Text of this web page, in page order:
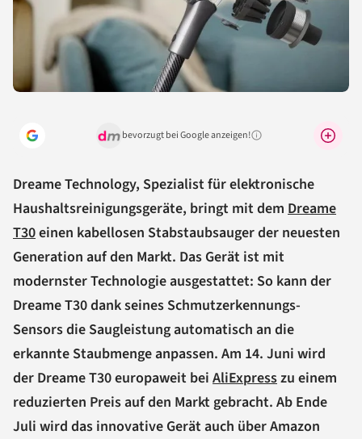
bevorzugt bei Google anzeigen!Warum lohnt sich das?
Dreame Technology, Spezialist für elektronische
Haushaltsreinigungsgeräte, bringt mit dem Dreame
T30einen kabellosen Stabstaubsauger der neuesten
Generation auf den Markt. Das Gerät ist mit
modernster Technologie ausgestattet: So kann der
Dreame T30 dank seines Schmutzerkennungs-
Sensors die Saugleistung automatisch an die
erkannte Staubmenge anpassen. Am 14. Juni wird
der Dreame T30 europaweit bei AliExpresszu einem
reduzierten Preis auf den Markt gebracht. Ab Ende
Juli wird das innovative Gerät auch über Amazon